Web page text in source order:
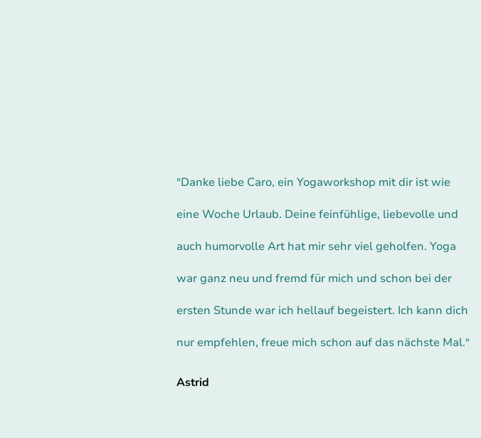
"Danke liebe Caro, ein Yogaworkshop mit dir ist wie
eine Woche Urlaub. Deine feinfühlige, liebevolle und
auch humorvolle Art hat mir sehr viel geholfen. Yoga
war ganz neu und fremd für mich und schon bei der
ersten Stunde war ich hellauf begeistert. Ich kann dich
nur empfehlen, freue mich schon auf das nächste Mal."
Astrid